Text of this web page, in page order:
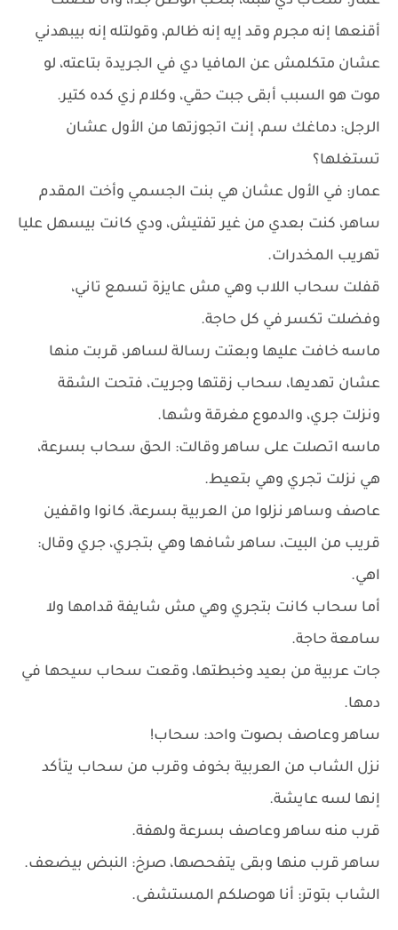
أقنعها إنه مجرم وقد إيه إنه ظالم، وقولتله إنه بيبهدني
عشان متكلمش عن المافيا دي في الجريدة بتاعته، لو
موت هو السبب أبقى جبت حقي، وكلام زي كده كتير.
الرجل: دماغك سم، إنت اتجوزتها من الأول عشان
تستغلها؟
عمار: في الأول عشان هي بنت الجسمي وأخت المقدم
ساهر، كنت بعدي من غير تفتيش، ودي كانت بيسهل عليا
تهريب المخدرات.
قفلت سحاب اللاب وهي مش عايزة تسمع تاني،
وفضلت تكسر في كل حاجة.
ماسه خافت عليها وبعتت رسالة لساهر، قربت منها
عشان تهديها، سحاب زقتها وجريت، فتحت الشقة
ونزلت جري، والدموع مغرقة وشها.
ماسه اتصلت على ساهر وقالت: الحق سحاب بسرعة،
هي نزلت تجري وهي بتعيط.
عاصف وساهر نزلوا من العربية بسرعة، كانوا واقفين
قريب من البيت، ساهر شافها وهي بتجري، جري وقال:
اهي.
أما سحاب كانت بتجري وهي مش شايفة قدامها ولا
سامعة حاجة.
جات عربية من بعيد وخبطتها، وقعت سحاب سيحها في
دمها.
ساهر وعاصف بصوت واحد: سحاب!
نزل الشاب من العربية بخوف وقرب من سحاب يتأكد
إنها لسه عايشة.
قرب منه ساهر وعاصف بسرعة ولهفة.
ساهر قرب منها وبقى يتفحصها، صرخ: النبض بيضعف.
الشاب بتوتر: أنا هوصلكم المستشفى.